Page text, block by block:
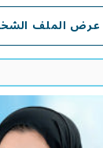
عرض الملف
عرض الملف